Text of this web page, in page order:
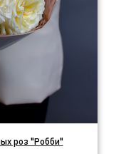
роз "Робби"